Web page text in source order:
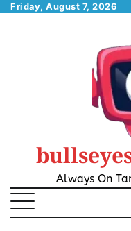
SkipFriday, August 7, 2026
Always On